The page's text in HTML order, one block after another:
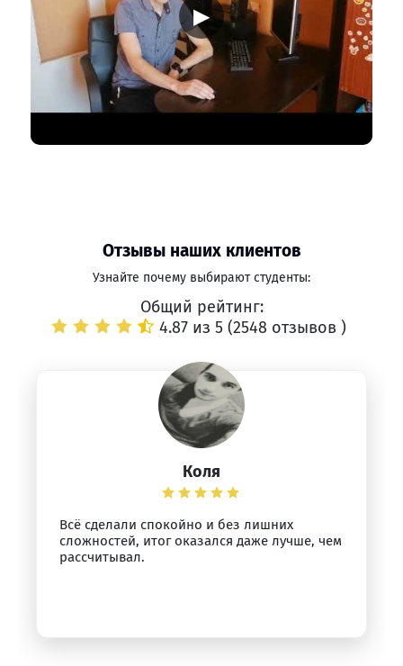
▶
Отзывы наших клиентов
Узнайте почему выбирают студенты:
Общий рейтинг:
4.87 из 5 (2548 отзывов )
Коля
Всё сделали спокойно и без лишних
сложностей, итог оказался даже лучше, чем
рассчитывал.